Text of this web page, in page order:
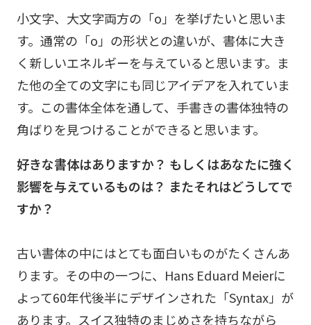
小文字、大文字両方の「o」を挙げたいと思いま
す。通常の「o」の形状との違いが、書体に大き
く新しいエネルギーを与えていると思います。ま
た他の全ての文字にも同じアイデアを入れていま
す。この書体全体を通して、手書きの書体独特の
角ばりを見つけることができると思います。
好きな書体はありますか？ もしくはあなたに強く
影響を与えているものは？ またそれはどうしてで
すか？
古い書体の中にはとても面白いものがたくさんあ
ります。その中の一つに、Hans Eduard Meierに
よって60年代後半にデザインされた「Syntax」が
あります。スイス独特のまじめさを持ちながら